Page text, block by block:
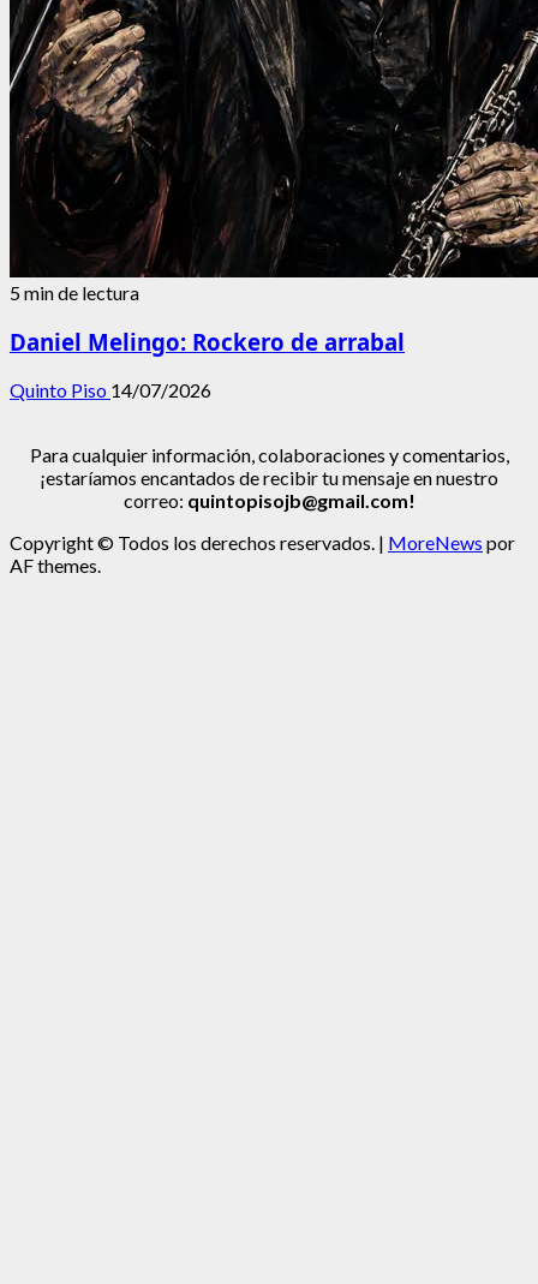
5 min de lectura
Daniel Melingo: Rockero de arrabal
Quinto Piso 14/07/2026
Para cualquier información, colaboraciones y comentarios,
¡estaríamos encantados de recibir tu mensaje en nuestro
correo: quintopisojb@gmail.com!
Copyright © Todos los derechos reservados. | MoreNews por
AF themes.